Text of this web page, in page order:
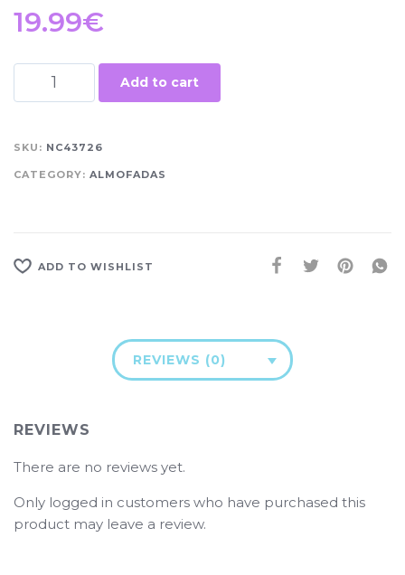
19.99€
Add to cart
SKU: NC43726
CATEGORY: ALMOFADAS
ADD TO WISHLIST
REVIEWS (0)
REVIEWS
There are no reviews yet.
Only logged in customers who have purchased this
product may leave a review.